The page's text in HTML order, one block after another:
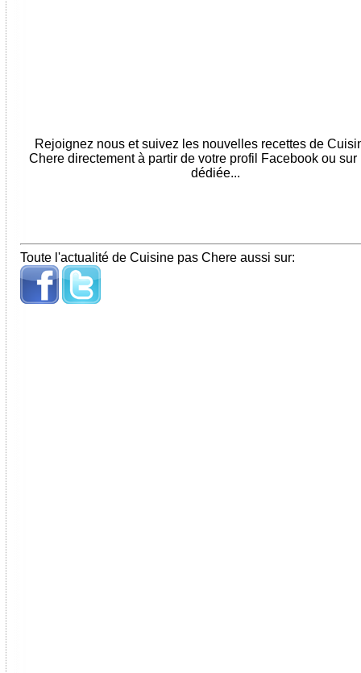
Rejoignez nous et suivez les nouvelles recettes de
Chere directement à partir de votre profil Facebook ou sur
dédiée...
Toute l'actualité de Cuisine pas Chere aussi sur: